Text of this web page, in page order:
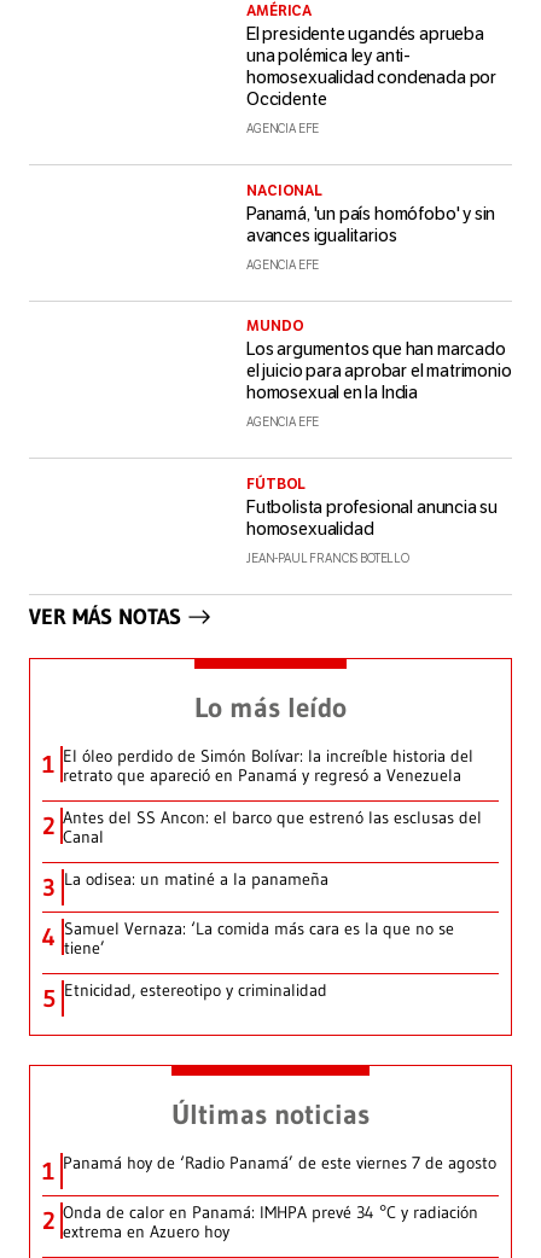
AMÉRICA
El presidente ugandés aprueba
una polémica ley anti-
homosexualidad condenada por
Occidente
AGENCIA EFE
NACIONAL
Panamá, 'un país homófobo' y sin
avances igualitarios
AGENCIA EFE
MUNDO
Los argumentos que han marcado
el juicio para aprobar el matrimonio
homosexual en la India
AGENCIA EFE
FÚTBOL
Futbolista profesional anuncia su
homosexualidad
JEAN-PAUL FRANCIS BOTELLO
VER MÁS NOTAS
Lo más leído
1 El óleo perdido de Simón Bolívar: la increíble historia del
retrato que apareció en Panamá y regresó a Venezuela
2 Antes del SS Ancon: el barco que estrenó las esclusas del
Canal
3 La odisea: un matiné a la panameña
4 Samuel Vernaza: ‘La comida más cara es la que no se
tiene’
5 Etnicidad, estereotipo y criminalidad
Últimas noticias
1 Panamá hoy de ‘Radio Panamá’ de este viernes 7 de agosto
2 Onda de calor en Panamá: IMHPA prevé 34 °C y radiación
extrema en Azuero hoy